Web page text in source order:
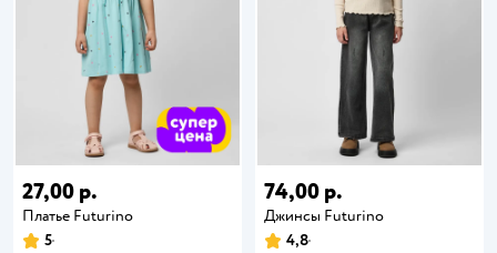
27,00 р.
Платье Futurino
5
74,00 р.
Джинсы Futurino
4,8